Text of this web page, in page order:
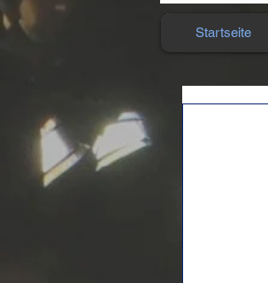
Startseite